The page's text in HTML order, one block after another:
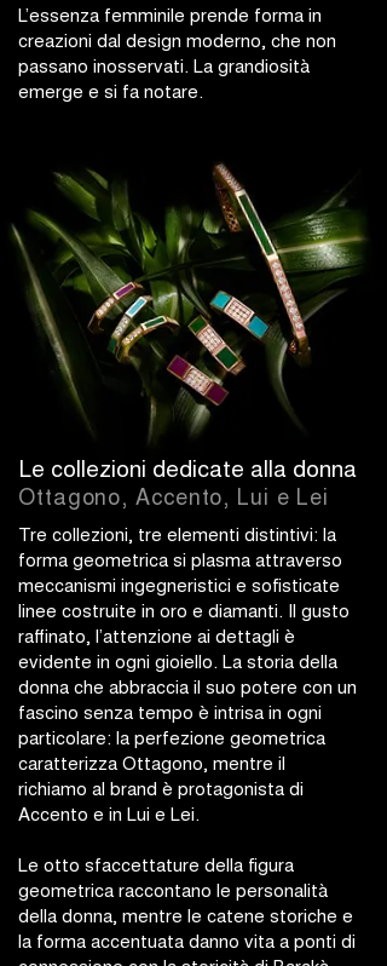
L’essenza femminile prende forma in
creazioni dal design moderno, che non
passano inosservati. La grandiosità
emerge e si fa notare.
Le collezioni dedicate alla donna
Ottagono, Accento, Lui e Lei
Tre collezioni, tre elementi distintivi: la
forma geometrica si plasma attraverso
meccanismi ingegneristici e sofisticate
linee costruite in oro e diamanti. Il gusto
raffinato, l’attenzione ai dettagli è
evidente in ogni gioiello. La storia della
donna che abbraccia il suo potere con un
fascino senza tempo è intrisa in ogni
particolare: la perfezione geometrica
caratterizza Ottagono, mentre il
richiamo al brand è protagonista di
Accento e in Lui e Lei.
Le otto sfaccettature della figura
geometrica raccontano le personalità
della donna, mentre le catene storiche e
la forma accentuata danno vita a ponti di